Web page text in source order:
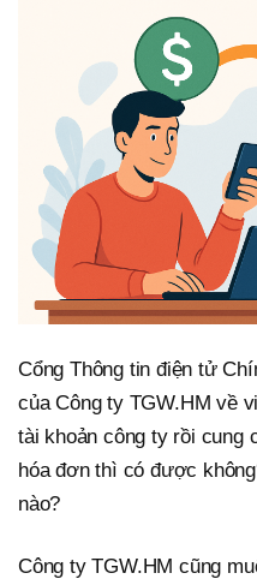
Cổng Thông tin điện tử
của Công ty TGW.HM về
tài khoản công ty rồi cung
hóa đơn thì có được
nào?
Công ty TGW.HM cũng